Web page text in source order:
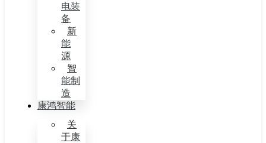
电装
备
新
能
源
智
能制
造
康鸿智能
关
于康